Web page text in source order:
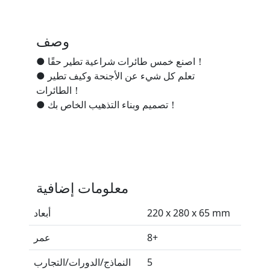
وصف
● اصنع خمس طائرات شراعية تطير حقًا！
● تعلم كل شيء عن الأجنحة وكيف تطير
الطائرات！
● تصميم وبناء التذهيب الخاص بك！
معلومات إضافية
أبعاد
220 x 280 x 65 mm
عمر
8+
النماذج/الدورات/التجارب
5